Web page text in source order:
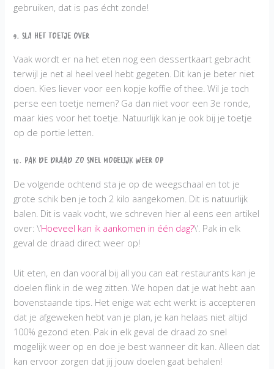
gebruiken, dat is pas écht zonde!
9. Sla het toetje over
Vaak wordt er na het eten nog een dessertkaart gebracht
terwijl je net al heel veel hebt gegeten. Dit kan je beter niet
doen. Kies liever voor een kopje koffie of thee. Wil je toch
perse een toetje nemen? Ga dan niet voor een 3e ronde,
maar kies voor het toetje. Natuurlijk kan je ook bij je toetje
op de portie letten.
10. Pak de draad zo snel mogelijk weer op
De volgende ochtend sta je op de weegschaal en tot je
grote schik ben je toch 2 kilo aangekomen. Dit is natuurlijk
balen. Dit is vaak vocht, we schreven hier al eens een artikel
over: \’Hoeveel kan ik aankomen in één dag?\’. Pak in elk
geval de draad direct weer op!
Uit eten, en dan vooral bij all you can eat restaurants kan je
doelen flink in de weg zitten. We hopen dat je wat hebt aan
bovenstaande tips. Het enige wat echt werkt is accepteren
dat je afgeweken hebt van je plan, je kan helaas niet altijd
100% gezond eten. Pak in elk geval de draad zo snel
mogelijk weer op en doe je best wanneer dit kan. Alleen dat
kan ervoor zorgen dat jij jouw doelen gaat behalen!